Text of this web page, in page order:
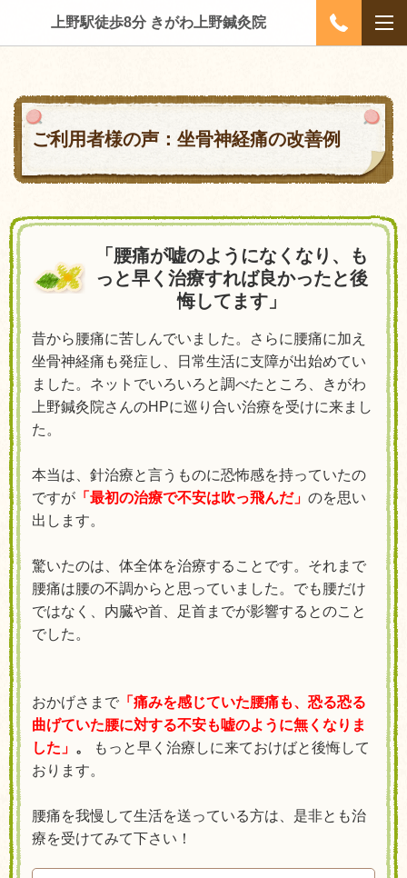
上野駅徒歩8分 きがわ上野鍼灸院
ご利用者様の声：坐骨神経痛の改善例
「腰痛が嘘のようになくなり、も
っと早く治療すれば良かったと後
悔してます」
昔から腰痛に苦しんでいました。さらに腰痛に加え
坐骨神経痛も発症し、日常生活に支障が出始めてい
ました。ネットでいろいろと調べたところ、きがわ
上野鍼灸院さんのHPに巡り合い治療を受けに来まし
た。
本当は、針治療と言うものに恐怖感を持っていたの
ですが 「最初の治療で不安は吹っ飛んだ」 のを思い
出します。
驚いたのは、体全体を治療することです。それまで
腰痛は腰の不調からと思っていました。でも腰だけ
ではなく、内臓や首、足首までが影響するとのこと
でした。
おかげさまで 「痛みを感じていた腰痛も、恐る恐る
曲げていた腰に対する不安も嘘のように無くなりま
した」 。
もっと早く治療しに来ておけばと後悔して
おります。
腰痛を我慢して生活を送っている方は、是非とも治
療を受けてみて下さい！